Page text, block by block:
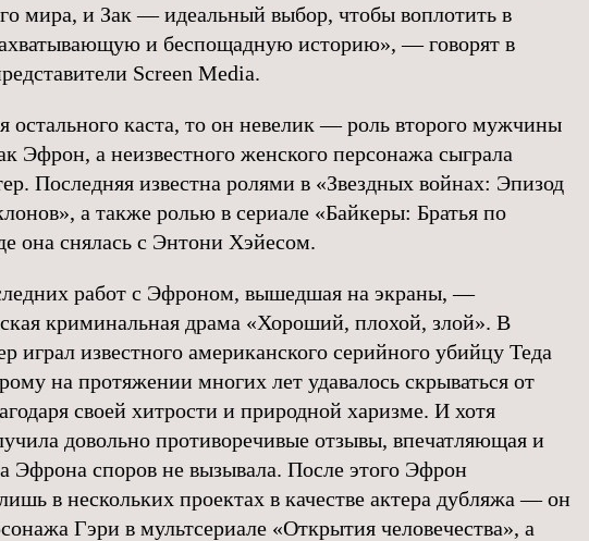
мира, и Зак — идеальный выбор, чтобы воплотить в
и беспощадную историю», — говорят в
Screen Media.
остального каста, то он невелик — роль второго мужчины
Эфрон, а неизвестного женского персонажа сыграла
Последняя известна ролями в «Звездных войнах: Эпизод
а также ролью в сериале «Байкеры: Братья по
она снялась с Энтони Хэйесом.
работ с Эфроном, вышедшая на экраны, —
криминальная драма «Хороший, плохой, злой». В
играл известного американского серийного убийцу Теда
на протяжении многих лет удавалось скрываться от
своей хитрости и природной харизме. И хотя
довольно противоречивые отзывы, впечатляющая и
Эфрона споров не вызывала. После этого Эфрон
в нескольких проектах в качестве актера дубляжа — он
Гэри в мультсериале «Открытия человечества», а